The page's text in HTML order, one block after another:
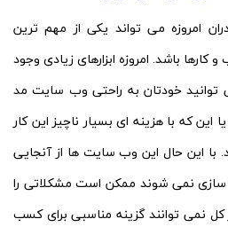
امروزه می تواند یکی از مهم ترین
باشد. امروزه ابزارهای زیادی وجود
توانید خودتان به راحتی وب سایت مد
این که با هزینه ای بسیار ناچیز این کار
با این حال این وب سایت ها از آنجایی
نمی شوند ممکن است مشکلاتی را
کل نمی توانند گزینه مناسبی برای کسب